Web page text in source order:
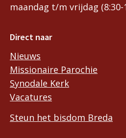
maandag t/m vrijdag (8:30-
Direct naar
Nieuws
Missionaire Parochie
Synodale Kerk
Vacatures
Steun het bisdom Breda